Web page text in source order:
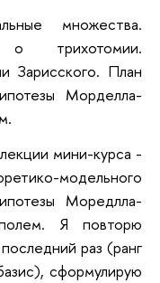
множества.
о трихотомии.
Зарисского. План
Морделла-
мини-курса -
модельного
Моредлла-
Я повторю
раз (ранг
сформулирую